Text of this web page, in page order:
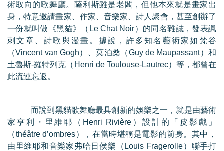
術取向的歌舞廳。薩利斯雖是老闆，但他本來就是畫家出
身，特意邀請畫家、作家、音樂家、詩人聚會，甚至創辦了
一份就叫做《黑貓》（ Le Chat Noir）的同名雜誌，發表諷
刺文章、詩歌與漫畫。據說，許多知名藝術家如梵谷
（Vincent van Gogh）、莫泊桑（Guy de Maupassant）和
土魯斯-羅特列克（ Henri de Toulouse-Lautrec）等，都曾在
此流連忘返。
而說到黑貓歌舞廳最具創新的娛樂之一，就是由藝術
家亨利・里維耶（ Henri Rivière ）設計的「皮影戲」
（théâtre d’ombres），在當時堪稱是電影的前身。其中，
由里維耶和音樂家弗哈日侯樂（ Louis Fragerolle）聯手打